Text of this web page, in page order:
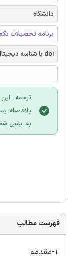
دانشگاه
برنامه تحصیلات
doi یا شناسه دیجیتال
ترجمه
بلافاصله
به ایمیل
فهرست مطالب
1-مقدمه